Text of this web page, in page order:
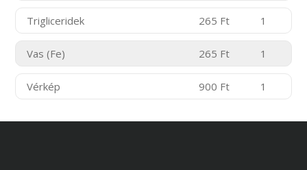
Trigliceridek 265 Ft 1
Vas (Fe) 265 Ft 1
Vérkép 900 Ft 1